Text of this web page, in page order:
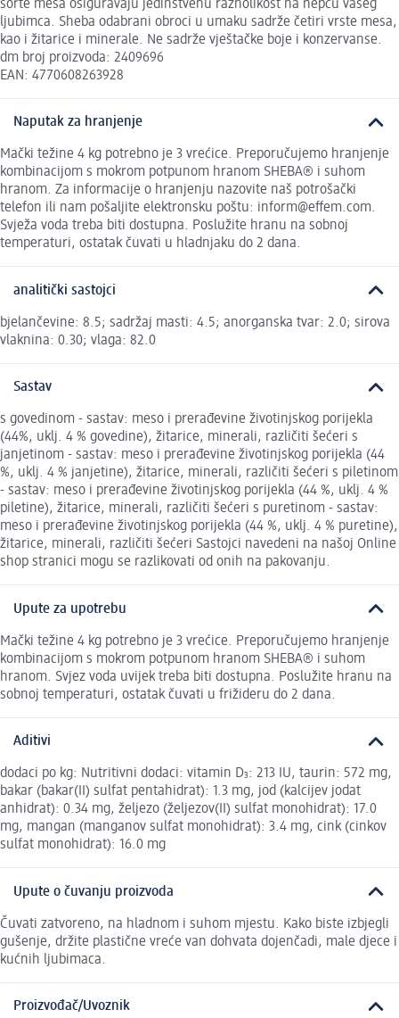
sorte mesa osiguravaju jedinstvenu raznolikost na nepcu vašeg
ljubimca. Sheba odabrani obroci u umaku sadrže četiri vrste mesa,
kao i žitarice i minerale. Ne sadrže vještačke boje i konzervanse.
dm broj proizvoda: 2409696
EAN: 4770608263928
Naputak za hranjenje
Mački težine 4 kg potrebno je 3 vrećice. Preporučujemo hranjenje
kombinacijom s mokrom potpunom hranom SHEBA® i suhom
hranom. Za informacije o hranjenju nazovite naš potrošački
telefon ili nam pošaljite elektronsku poštu: inform@effem.com.
Svježa voda treba biti dostupna. Poslužite hranu na sobnoj
temperaturi, ostatak čuvati u hladnjaku do 2 dana.
analitički sastojci
bjelančevine: 8.5; sadržaj masti: 4.5; anorganska tvar: 2.0; sirova
vlaknina: 0.30; vlaga: 82.0
Sastav
s govedinom - sastav: meso i prerađevine životinjskog porijekla
(44%, uklj. 4 % govedine), žitarice, minerali, različiti šećeri s
janjetinom - sastav: meso i prerađevine životinjskog porijekla (44
%, uklj. 4 % janjetine), žitarice, minerali, različiti šećeri s piletinom
- sastav: meso i prerađevine životinjskog porijekla (44 %, uklj. 4 %
piletine), žitarice, minerali, različiti šećeri s puretinom - sastav:
meso i prerađevine životinjskog porijekla (44 %, uklj. 4 % puretine),
žitarice, minerali, različiti šećeri Sastojci navedeni na našoj Online
shop stranici mogu se razlikovati od onih na pakovanju.
Upute za upotrebu
Mački težine 4 kg potrebno je 3 vrećice. Preporučujemo hranjenje
kombinacijom s mokrom potpunom hranom SHEBA® i suhom
hranom. Svjez voda uvijek treba biti dostupna. Poslužite hranu na
sobnoj temperaturi, ostatak čuvati u frižideru do 2 dana.
Aditivi
dodaci po kg: Nutritivni dodaci: vitamin D₃: 213 IU, taurin: 572 mg,
bakar (bakar(II) sulfat pentahidrat): 1.3 mg, jod (kalcijev jodat
anhidrat): 0.34 mg, željezo (željezov(II) sulfat monohidrat): 17.0
mg, mangan (manganov sulfat monohidrat): 3.4 mg, cink (cinkov
sulfat monohidrat): 16.0 mg
Upute o čuvanju proizvoda
Čuvati zatvoreno, na hladnom i suhom mjestu. Kako biste izbjegli
gušenje, držite plastične vreće van dohvata dojenčadi, male djece i
kućnih ljubimaca.
Proizvođač/Uvoznik